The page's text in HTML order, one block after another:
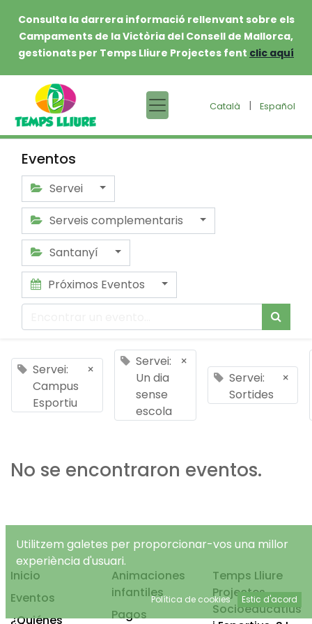
Consulta la darrera informació rellenvant sobre els
Campaments de la Victòria del Consell de Mallorca,
gestionats per Temps Lliure Projectes fent clic aquí
Català | Español
Eventos
Servei
Serveis complementaris
Santanyí
Próximos Eventos
Servei:
Campus
Esportiu
×
Servei:
Un dia
sense
escola
×
Servei:
Sortides
×
No se encontraron eventos.
Inicio
Eventos
¿Quiénes
Animaciones
infantiles
Pagos
Temps Lliure
Projectes
Socioeducatius
Utilitzem galetes per proporcionar-vos una millor
experiència d'usuari.
Política de cookies Estic d'acord